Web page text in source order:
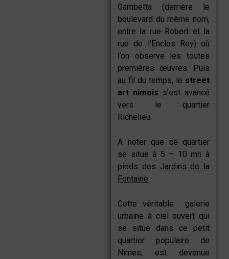
Gambetta (derrière le
boulevard du même nom,
entre la rue Robert et la
rue de l’Enclos Rey) où
l’on observe les toutes
premières œuvres. Puis
au fil du temps, le street
art nimois s’est avancé
vers le quartier
Richelieu.
A noter que ce quartier
se situe à 5 – 10 mn à
pieds des Jardins de la
Fontaine.
Cette véritable galerie
urbaine à ciel ouvert qui
se situe dans ce petit
quartier populaire de
Nîmes, est devenue